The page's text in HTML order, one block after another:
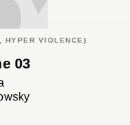
HYPER VIOLENCE)
03